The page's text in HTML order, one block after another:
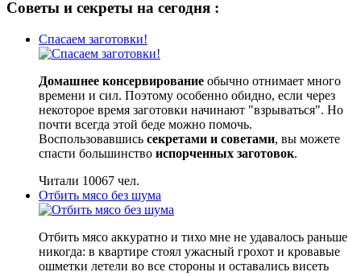
Советы и секреты на сегодня :
Спасаем заготовки!
Домашнее консервирование обычно отнимает много
времени и сил. Поэтому особенно обидно, если через
некоторое время заготовки начинают "взрываться". Но
почти всегда этой беде можно помочь.
Воспользовавшись секретами и советами, вы можете
спасти большинство испорченных заготовок.
Читали 10067 чел.
Отбить мясо без шума
Отбить мясо аккуратно и тихо мне не удавалось раньше
никогда: в квартире стоял ужасный грохот и кровавые
ошметки летели во все стороны и оставались висеть